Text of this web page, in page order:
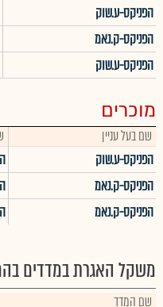
הפניקס-ע.שוק
הפניקס-ק.נאמ
הפניקס-ע.שוק
מוכרים
שם בעל עניין
הפניקס-ע.שוק
הפניקס-ק.נאמ
הפניקס-ק.נאמ
משקל האגרת במדדים
שם המדד